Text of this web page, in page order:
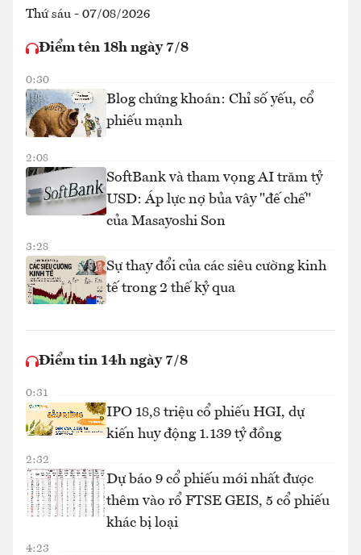
Thứ sáu - 07/08/2026
Điểm tên 18h ngày 7/8
0:30
Blog chứng khoán: Chỉ số yếu, cổ
phiếu mạnh
2:08
SoftBank và tham vọng AI trăm tỷ
USD: Áp lực nợ bủa vây "đế chế"
của Masayoshi Son
3:28
Sự thay đổi của các siêu cường kinh
tế trong 2 thế kỷ qua
Điểm tin 14h ngày 7/8
0:31
IPO 18,8 triệu cổ phiếu HGI, dự
kiến huy động 1.139 tỷ đồng
2:32
Dự báo 9 cổ phiếu mới nhất được
thêm vào rổ FTSE GEIS, 5 cổ phiếu
khác bị loại
4:23